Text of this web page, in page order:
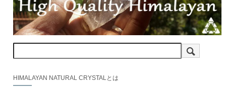
HIMALAYAN NATURAL CRYSTALとは